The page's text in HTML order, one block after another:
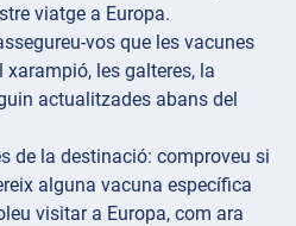
viatge a Europa.
vos que les vacunes
xarampió, les galteres, la
actualitzades abans del
de la destinació: comproveu si
alguna vacuna específica
visitar a Europa, com ara